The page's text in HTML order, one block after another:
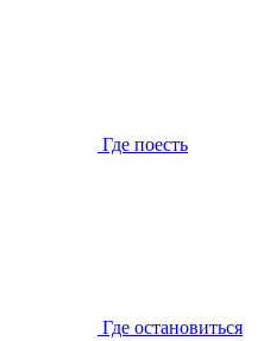
Где поесть
Где остановиться